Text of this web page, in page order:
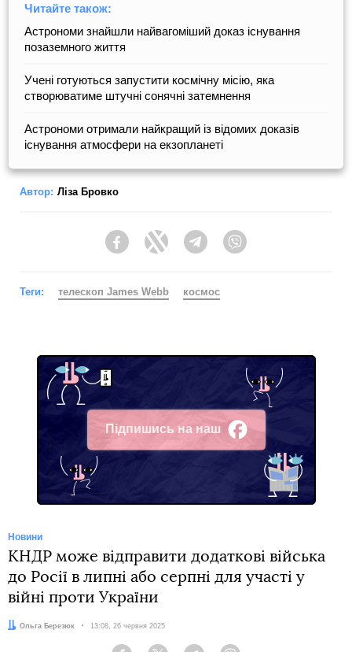
Читайте також:
Астрономи знайшли найвагоміший доказ існування
позаземного життя
Учені готуються запустити космічну місію, яка
створюватиме штучні сонячні затемнення
Астрономи отримали найкращий із відомих доказів
існування атмосфери на екзопланеті
Автор: Ліза Бровко
FacebookTwitter Telegram
Теги: телескоп James Webb космос
Підпишись на наш
Facebook
Новини
КНДР може відправити додаткові війська
до Росії в липні або серпні для участі у
війні проти України
Автор:
Ольга Березюк Дата:
13:08, 26 червня 2025